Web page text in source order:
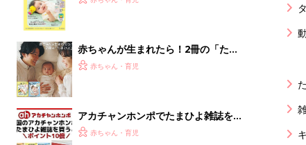
赤ちゃんが生まれたら！2冊の「たま
ひよ」
赤ちゃん・育児
アカチャンホンポでたまひよ雑誌を買
うとポイント10倍【期間限定】
赤ちゃん・育児